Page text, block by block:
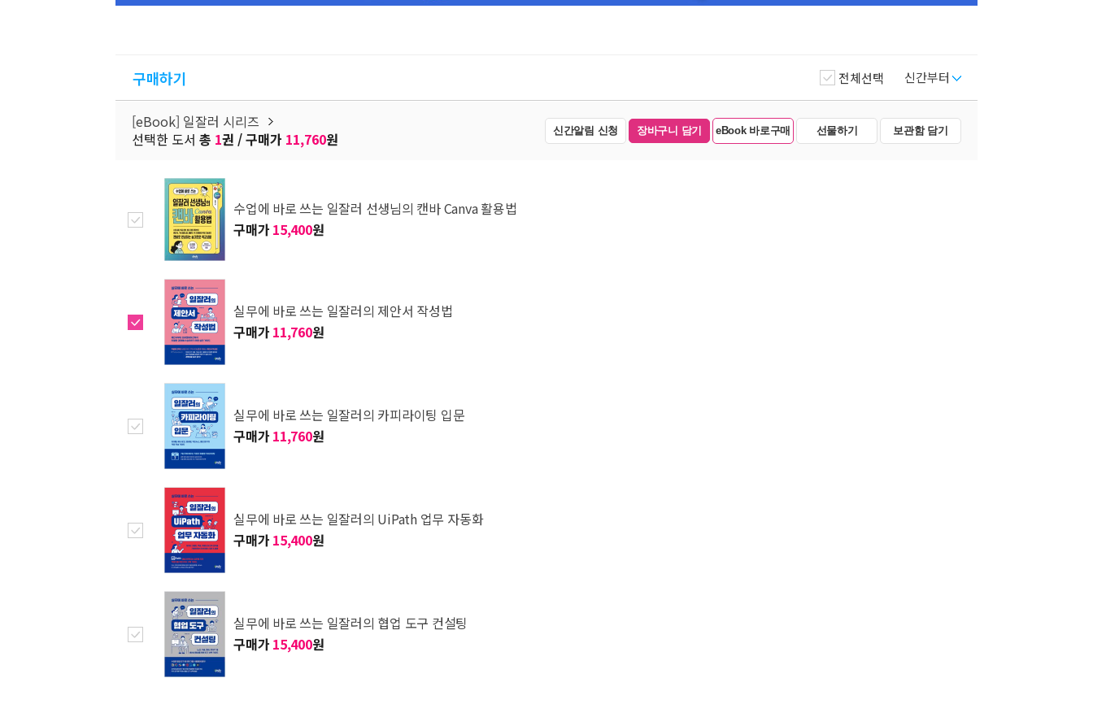
구매하기 신간부터
전체선택
[eBook] 일잘러 시리즈
선택한 도서 총 1권 / 구매가 11,760원 신간알림 신청 장바구니 담기 eBook 바로구매 선물하기 보관함 담기
수업에 바로 쓰는 일잘러 선생님의 캔바 Canva 활용법
구매가 15,400원
실무에 바로 쓰는 일잘러의 제안서 작성법
구매가 11,760원
실무에 바로 쓰는 일잘러의 카피라이팅 입문
구매가 11,760원
실무에 바로 쓰는 일잘러의 UiPath 업무 자동화
구매가 15,400원
실무에 바로 쓰는 일잘러의 협업 도구 컨설팅
구매가 15,400원